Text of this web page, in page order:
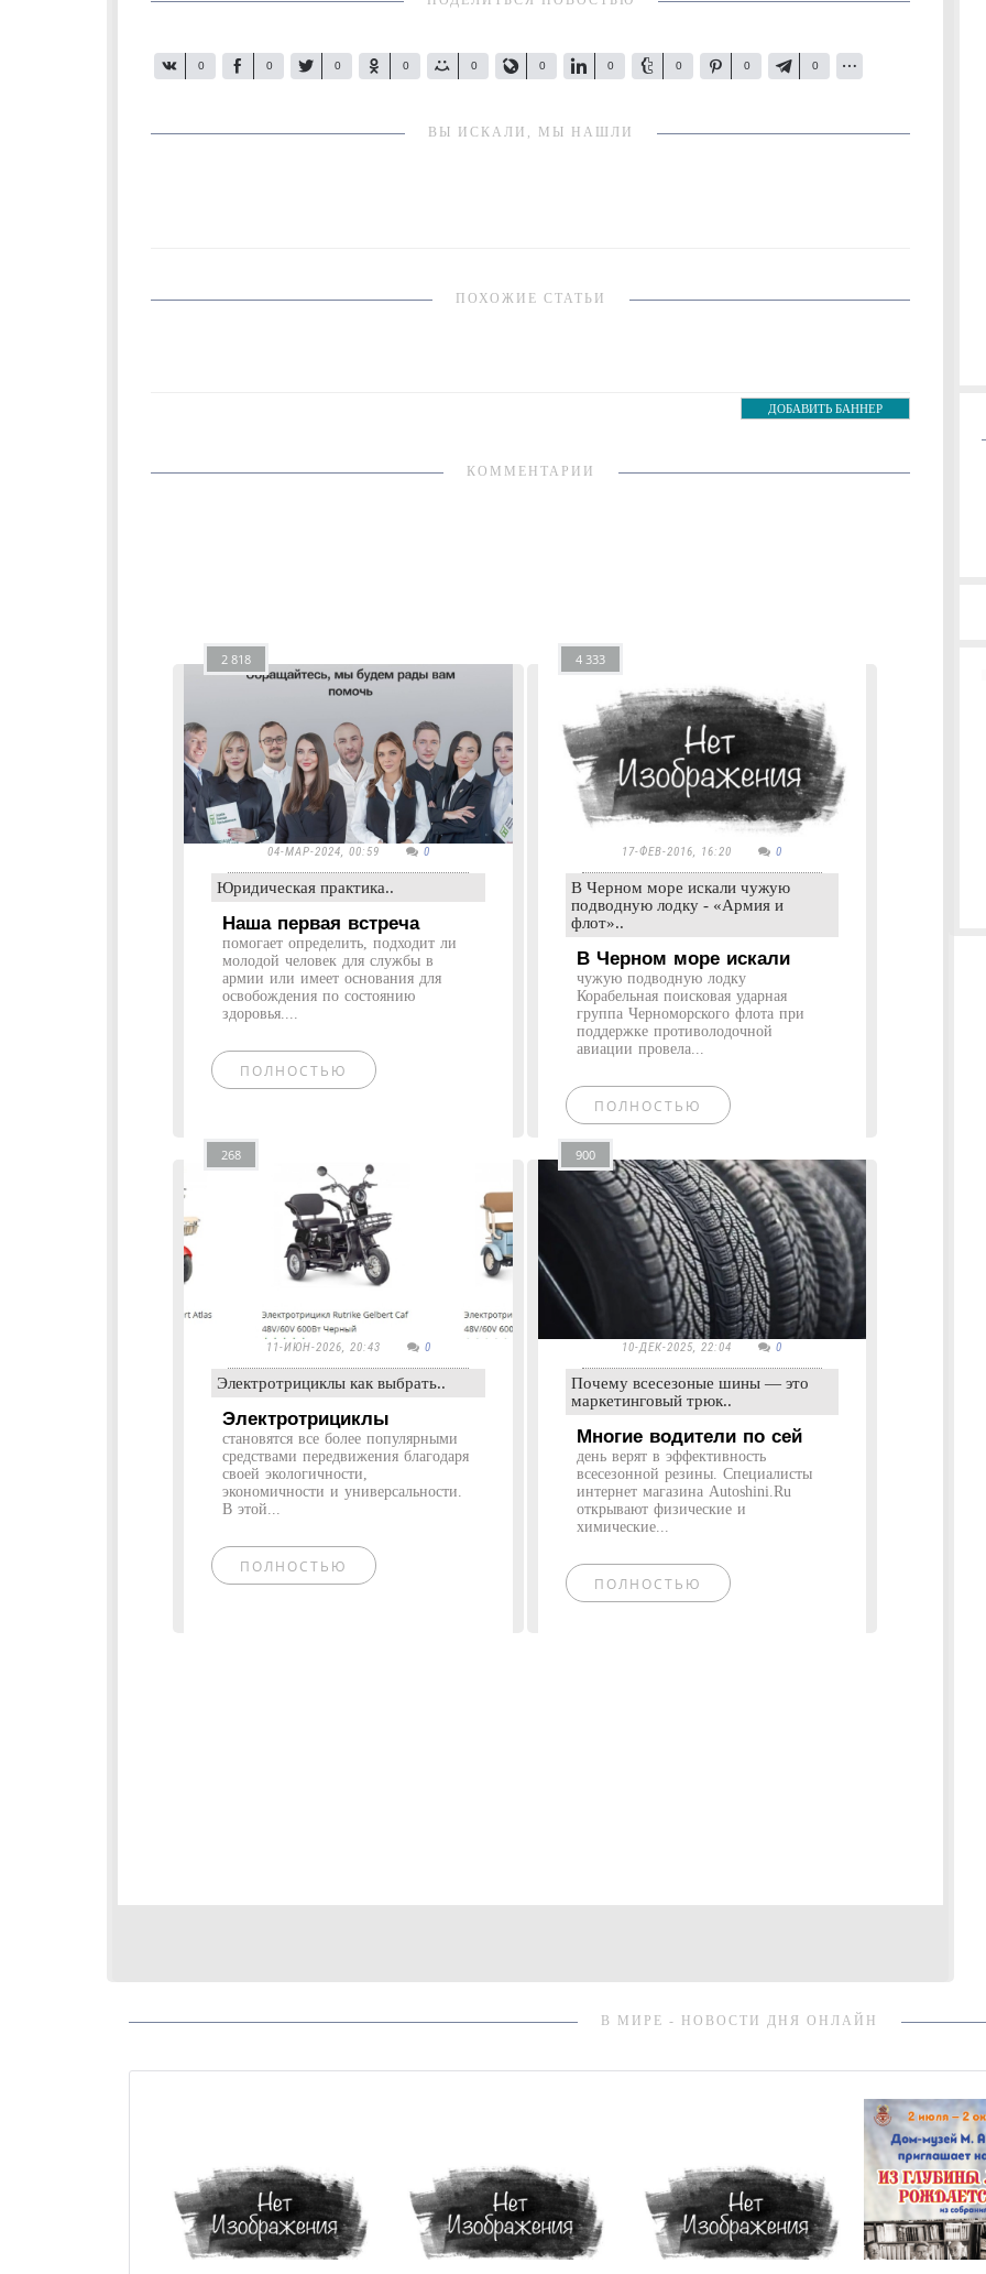
0 0 0 0 0 0 0 0 0 0
ВЫ ИСКАЛИ, МЫ НАШЛИ
ПОХОЖИЕ СТАТЬИ
ДОБАВИТЬ БАННЕР
КОММЕНТАРИИ
2 818
04-МАР-2024, 00:59 0
Юридическая практика..
Наша первая встреча
помогает определить, подходит ли
молодой человек для службы в
армии или имеет основания для
освобождения по состоянию
здоровья....
ПОЛНОСТЬЮ
4 333
17-ФЕВ-2016, 16:20 0
В Черном море искали чужую
подводную лодку - «Армия и
флот»..
В Черном море искали
чужую подводную лодку
Корабельная поисковая ударная
группа Черноморского флота при
поддержке противолодочной
авиации провела...
ПОЛНОСТЬЮ
268
11-ИЮН-2026, 20:43 0
Электротрициклы как выбрать..
Электротрициклы
становятся все более популярными
средствами передвижения благодаря
своей экологичности,
экономичности и универсальности.
В этой...
ПОЛНОСТЬЮ
900
10-ДЕК-2025, 22:04 0
Почему всесезоные шины — это
маркетинговый трюк..
Многие водители по сей
день верят в эффективность
всесезонной резины. Специалисты
интернет магазина Autoshini.Ru
открывают физические и
химические...
ПОЛНОСТЬЮ
В МИРЕ - НОВОСТИ ДНЯ ОНЛАЙН